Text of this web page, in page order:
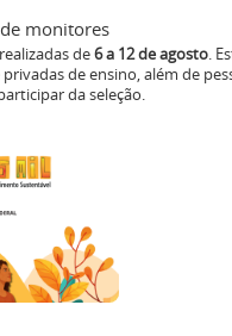
monitores
de6 a 12 de agosto.
de ensino, além de
da seleção.